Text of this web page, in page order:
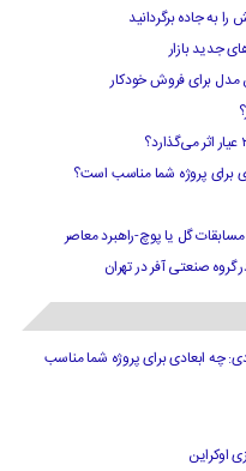
به جاده برگردانید
جدید بازار
مدل برای فروش خودکار
برای پروژه شما مناسب است؟
گل یا پوچ-راهبرد معاصر
گروه صنعتی آفر در تهران
چه ابعادی برای پروژه شما مناسب
اوکراین